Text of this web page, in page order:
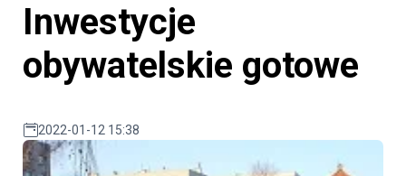
Inwestycje
obywatelskie gotowe
2022-01-12 15:38